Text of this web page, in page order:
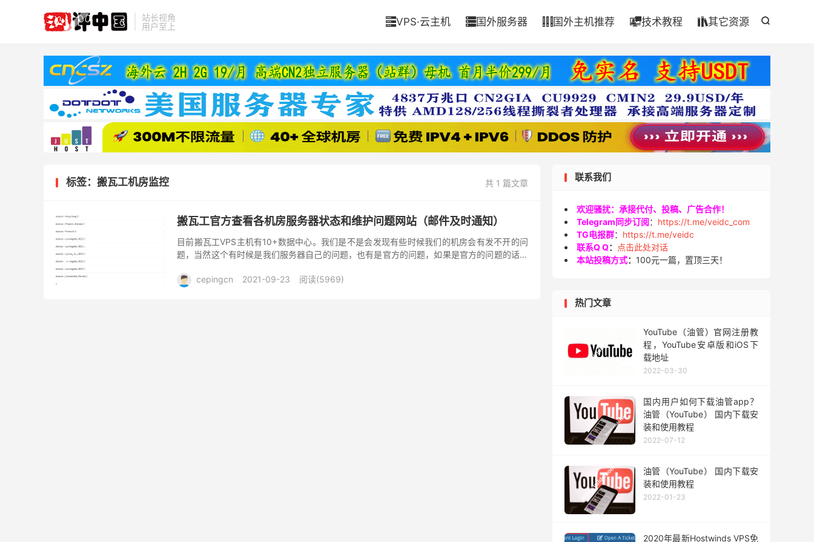
站长视角
用户至上

VPS·云主机 国外服务器  国外主机推荐 技术教程 其它资源
共 1 篇文章
标签：搬瓦工机房监控
搬瓦工官方查看各机房服务器状态和维护问题网站（邮件及时通知）
目前搬瓦工VPS主机有10+数据中心。我们是不是会发现有些时候我们的机房会有发不开的问
题，当然这个有时候是我们服务器自己的问题，也有是官方的问题，如果是官方的问题的话，
cepingcn
2021-09-23 阅读(5969)
联系我们
欢迎骚扰：承接代付、投稿、广告合作！
Telegram同步订阅： https://t.me/veidc_com
TG电报群： https://t.me/veidc
联系Q Q：
点击此处对话
本站投稿方式： 100元一篇，置顶三天！
热门文章
YouTube（油管）官网注册教
程，YouTube安卓版和iOS下
载地址
2022-03-30
国内用户如何下载油管app？
油管（YouTube） 国内下载安
装和使用教程
2022-07-12
油管（YouTube） 国内下载安
装和使用教程
2022-01-23
2020年最新Hostwinds VPS免